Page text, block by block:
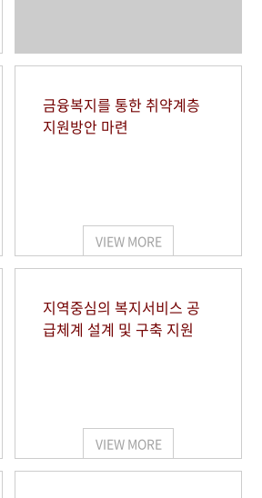
금융복지를 통한 취약계층
지원방안 마련
VIEW MORE
지역중심의 복지서비스 공
급체계 설계 및 구축 지원
VIEW MORE